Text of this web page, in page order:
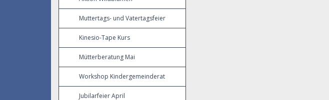
Muttertags- und Vatertagsfeier
Kinesio-Tape Kurs
Mütterberatung Mai
Workshop Kindergemeinderat
Jubilarfeier April